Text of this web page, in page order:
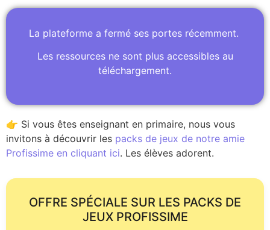
La plateforme a fermé ses portes récemment.
Les ressources ne sont plus accessibles au
téléchargement.
👉 Si vous êtes enseignant en primaire, nous vous
invitons à découvrir les packs de jeux de notre amie
Profissime en cliquant ici. Les élèves adorent.
OFFRE SPÉCIALE SUR LES PACKS DE
JEUX PROFISSIME